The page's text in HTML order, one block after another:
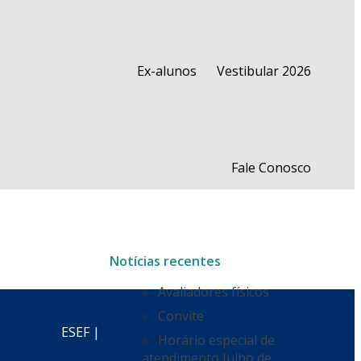
Vestibular 2026
Ex-alunos
Fale Conosco
Notícias recentes
Avaliadores físicos
Convite
Horário especial de
ESEF |